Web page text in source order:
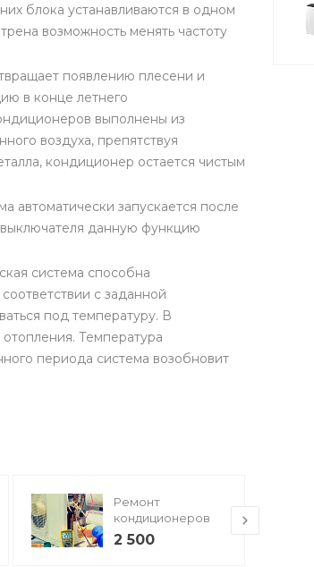
блока устанавливаются в одном
возможность менять частоту
появлению плесени и
в конце летнего
выполнены из
воздуха, препятствуя
кондиционер остается чистым
запускается после
данную функцию
система способна
с заданной
под температуру. В
Температура
периода система возобновит
Ремонт
кондиционеров
2 500